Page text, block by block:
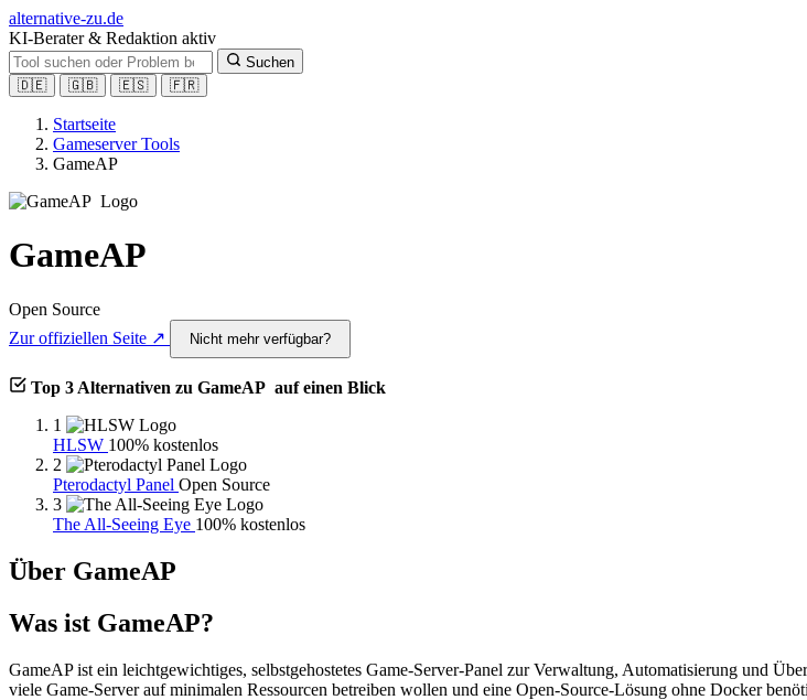
alternative-zu.de
KI-Berater & Redaktion aktiv
Suchen
🇩🇪
🇬🇧 🇪🇸 🇫🇷
Startseite
Gameserver Tools
GameAP
GameAP
Open Source
Zur offiziellen Seite ↗
Nicht mehr verfügbar?
Top 3 Alternativen zu GameAP auf einen Blick
1
HLSW 100% kostenlos
2
Pterodactyl Panel Open Source
3
The All-Seeing Eye 100% kostenlos
Über GameAP
Was ist GameAP?
GameAP ist ein leichtgewichtiges, selbstgehostetes Game-Server-Panel zur Verwaltung, Automatisierung und
viele Game-Server auf minimalen Ressourcen betreiben wollen und eine Open-Source-Lösung ohne Docker